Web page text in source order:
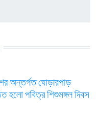
অন্তর্গত ঘোড়ারপাড়
হলো পবিত্র শিশুমঙ্গল দিবস